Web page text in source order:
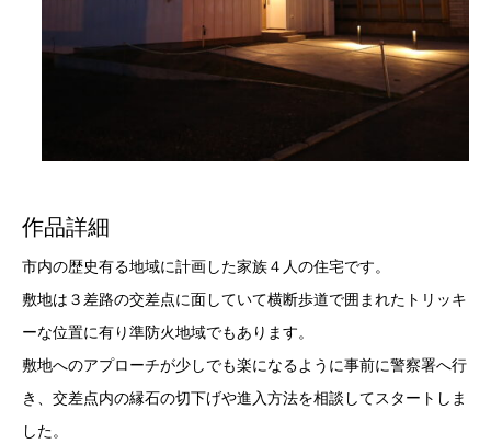
作品詳細
市内の歴史有る地域に計画した家族４人の住宅です。
敷地は３差路の交差点に面していて横断歩道で囲まれたトリッキ
ーな位置に有り準防火地域でもあります。
敷地へのアプローチが少しでも楽になるように事前に警察署へ行
き、交差点内の縁石の切下げや進入方法を相談してスタートしま
した。